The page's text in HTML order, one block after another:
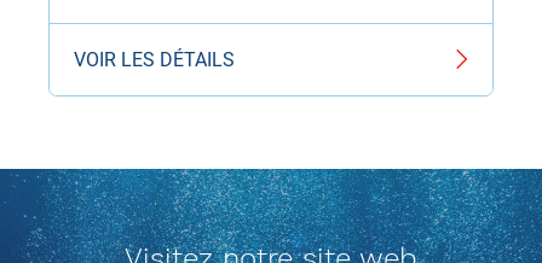
VOIR LES DÉTAILS